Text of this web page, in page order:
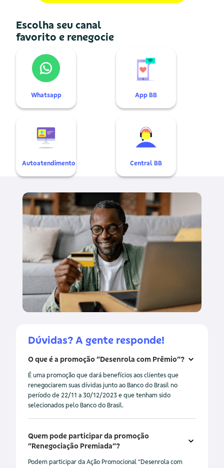
Escolha seu canal
favorito e renegocie
Whatsapp App BB
Autoatendimento Central BB
Dúvidas? A gente responde!
O que é a promoção “Desenrola com Prêmio”?
É uma promoção que dará benefícios aos clientes que
renegociarem suas dívidas junto ao Banco do Brasil no
período de 22/11 a 30/12/2023 e que tenham sido
selecionados pelo Banco do Brasil.
Quem pode participar da promoção
“Renegociação Premiada”?
Podem participar da Ação Promocional “Desenrola com